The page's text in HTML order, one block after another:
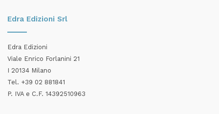
Edra Edizioni Srl
Edra Edizioni
Viale Enrico Forlanini 21
I 20134 Milano
Tel. +39 02 881841
P. IVA e C.F. 14392510963